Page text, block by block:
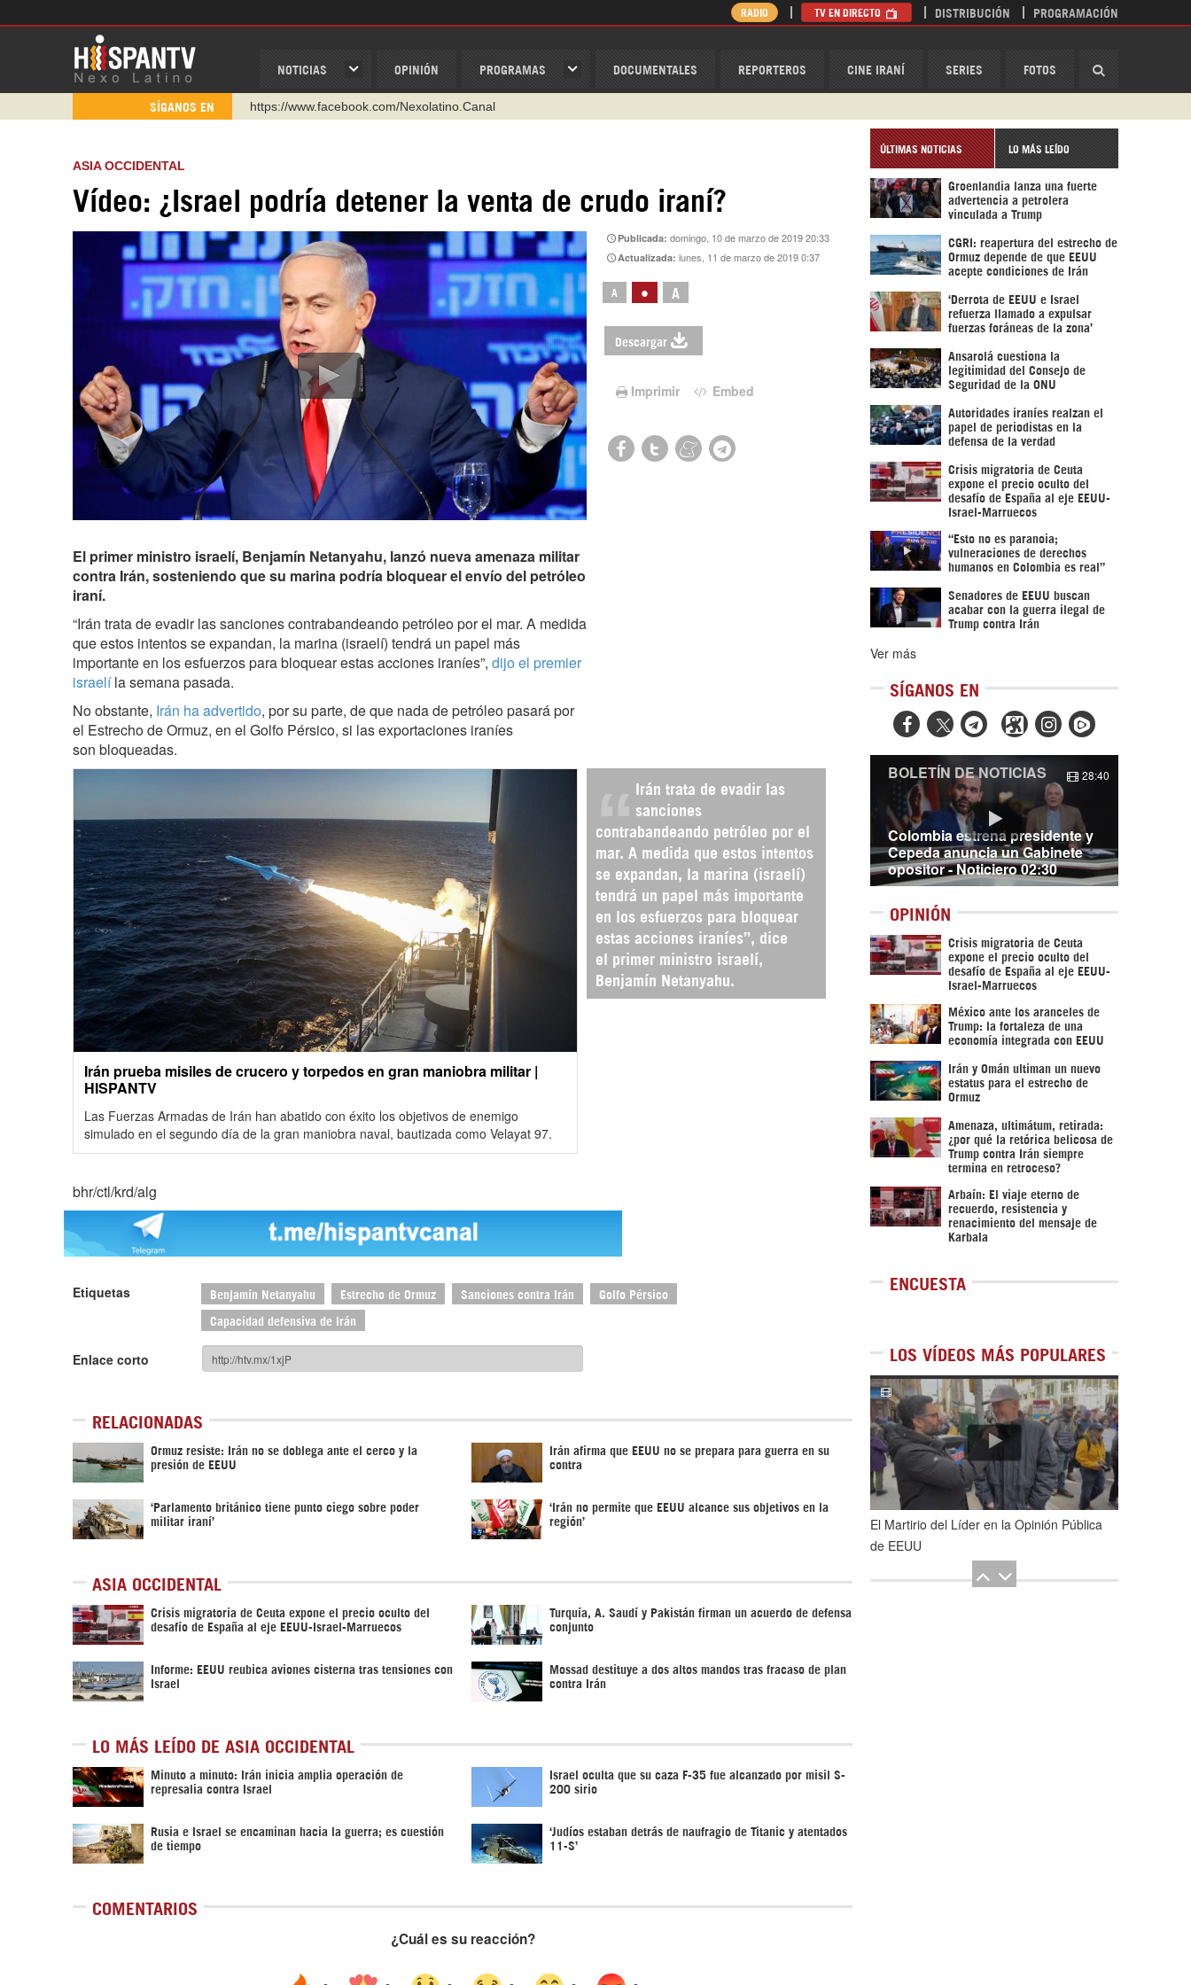
NOTICIAS OPINIÓN PROGRAMAS DOCUMENTALES REPORTEROS CINE IRANÍ SERIES FOTOS
RADIO TV EN DIRECTO DISTRIBUCIÓN PROGRAMACIÓN
SÍGANOS EN
https://www.facebook.com/Nexolatino.Canal
https://t.me/hispantvcanal
https://urmedium.com/c/hispantv
WhatsApp y Viber: +98 921 79 29 404
Instagram como: hispan_tv
ASIA OCCIDENTAL
Vídeo: ¿Israel podría detener la venta de crudo iraní?
Publicada:domingo, 10 de marzo de 2019 20:33
Actualizada:lunes, 11 de marzo de 2019 0:37
A • A
Descargar
Imprimir Embed
El primer ministro israelí, Benjamín Netanyahu, lanzó nueva amenaza militar
contra Irán, sosteniendo que su marina podría bloquear el envío del petróleo
iraní.
“Irán trata de evadir las sanciones contrabandeando petróleo por el mar. A medida
que estos intentos se expandan, la marina (israelí) tendrá un papel más
importante en los esfuerzos para bloquear estas acciones iraníes”, dijo el premier
israelíla semana pasada.
No obstante, Irán ha advertido, por su parte, de que nada de petróleo pasará por
el Estrecho de Ormuz, en el Golfo Pérsico, si las exportaciones iraníes
son bloqueadas.
Irán trata de evadir las
sanciones
contrabandeando petróleo por el
mar. A medida que estos intentos
se expandan, la marina (israelí)
tendrá un papel más importante
en los esfuerzos para bloquear
estas acciones iraníes”, dice
el primer ministro israelí,
Benjamín Netanyahu.
Irán prueba misiles de crucero y torpedos en gran maniobra militar |
HISPANTV
Las Fuerzas Armadas de Irán han abatido con éxito los objetivos de enemigo
simulado en el segundo día de la gran maniobra naval, bautizada como Velayat 97.
bhr/ctl/krd/alg
Etiquetas Benjamín Netanyahu Estrecho de Ormuz Sanciones contra Irán Golfo Pérsico
Capacidad defensiva de Irán
Enlace corto
RELACIONADAS
Ormuz resiste: Irán no se doblega ante el cerco y la
presión de EEUU
Irán afirma que EEUU no se prepara para guerra en su
contra
‘Parlamento británico tiene punto ciego sobre poder
militar iraní’
‘Irán no permite que EEUU alcance sus objetivos en la
región’
ASIA OCCIDENTAL
Crisis migratoria de Ceuta expone el precio oculto del
desafío de España al eje EEUU-Israel-Marruecos
Turquía, A. Saudí y Pakistán firman un acuerdo de defensa
conjunto
Informe: EEUU reubica aviones cisterna tras tensiones con
Israel
Mossad destituye a dos altos mandos tras fracaso de plan
contra Irán
LO MÁS LEÍDO DE ASIA OCCIDENTAL
Minuto a minuto: Irán inicia amplia operación de
represalia contra Israel
Israel oculta que su caza F-35 fue alcanzado por misil S-
200 sirio
Rusia e Israel se encaminan hacia la guerra; es cuestión
de tiempo
‘Judíos estaban detrás de naufragio de Titanic y atentados
11-S’
COMENTARIOS
ÚLTIMAS NOTICIAS LO MÁS LEÍDO
Groenlandia lanza una fuerte
advertencia a petrolera
vinculada a Trump
CGRI: reapertura del estrecho de
Ormuz depende de que EEUU
acepte condiciones de Irán
‘Derrota de EEUU e Israel
refuerza llamado a expulsar
fuerzas foráneas de la zona’
Ansarolá cuestiona la
legitimidad del Consejo de
Seguridad de la ONU
Autoridades iraníes realzan el
papel de periodistas en la
defensa de la verdad
Crisis migratoria de Ceuta
expone el precio oculto del
desafío de España al eje EEUU-
Israel-Marruecos
“Esto no es paranoia;
vulneraciones de derechos
humanos en Colombia es real”
Senadores de EEUU buscan
acabar con la guerra ilegal de
Trump contra Irán
Ver más
SÍGANOS EN
  
Colombia estrena presidente y
Cepeda anuncia un Gabinete
opositor - Noticiero 02:30
BOLETÍN DE NOTICIAS 28:40
OPINIÓN
Crisis migratoria de Ceuta
expone el precio oculto del
desafío de España al eje EEUU-
Israel-Marruecos
México ante los aranceles de
Trump: la fortaleza de una
economía integrada con EEUU
Irán y Omán ultiman un nuevo
estatus para el estrecho de
Ormuz
Amenaza, ultimátum, retirada:
¿por qué la retórica belicosa de
Trump contra Irán siempre
termina en retroceso?
Arbaín: El viaje eterno de
recuerdo, resistencia y
renacimiento del mensaje de
Karbala
ENCUESTA
LOS VÍDEOS MÁS POPULARES
1de5
El Martirio del Líder en la Opinión Pública
de EEUU